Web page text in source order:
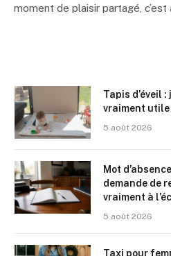
moment de plaisir partagé, c’est
Tapis d’éveil
vraiment utile
5 août 2026
Mot
demande de
vraiment à
5 août 2026
Taxi pour